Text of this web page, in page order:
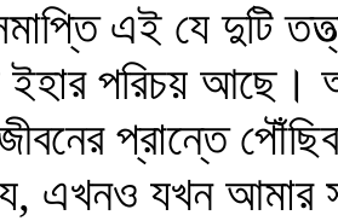
এই যে দুটি
ইহার পরিচয় আছে।
প্রান্তে
এখনও যখন আমার